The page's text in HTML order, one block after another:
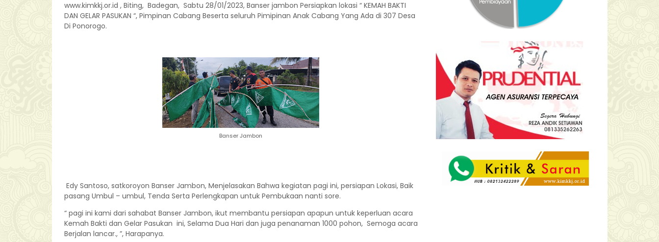
www.kimkkj.or.id , Biting, Badegan, Sabtu 28/01/2023, Banser jambon Persiapkan lokasi “ KEMAH BAKTI
DAN GELAR PASUKAN “, Pimpinan Cabang Beserta seluruh Pimipinan Anak Cabang Yang Ada di 307 Desa
Di Ponorogo.
Banser Jambon
Edy Santoso, satkoroyon Banser Jambon, Menjelasakan Bahwa kegiatan pagi ini, persiapan Lokasi, Baik
pasang Umbul – umbul, Tenda Serta Perlengkapan untuk Pembukaan nanti sore.
“ pagi ini kami dari sahabat Banser Jambon, ikut membantu persiapan apapun untuk keperluan acara
Kemah Bakti dan Gelar Pasukan ini, Selama Dua Hari dan juga penanaman 1000 pohon, Semoga acara
Berjalan lancar., ”, Harapanya.